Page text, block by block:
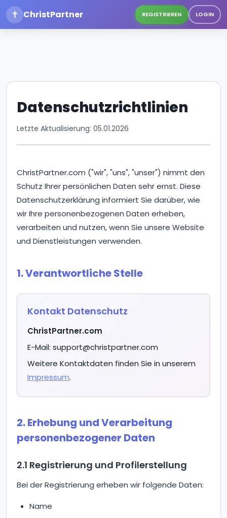
✝ ChristPartner REGISTRIEREN LOGIN
Datenschutzrichtlinien
Letzte Aktualisierung: 05.01.2026
ChristPartner.com ("wir", "uns", "unser") nimmt den
Schutz Ihrer persönlichen Daten sehr ernst. Diese
Datenschutzerklärung informiert Sie darüber, wie
wir Ihre personenbezogenen Daten erheben,
verarbeiten und nutzen, wenn Sie unsere Website
und Dienstleistungen verwenden.
1. Verantwortliche Stelle
Kontakt Datenschutz
ChristPartner.com
E-Mail: support@christpartner.com
Weitere Kontaktdaten finden Sie in unserem
Impressum.
2. Erhebung und Verarbeitung
personenbezogener Daten
2.1 Registrierung und Profilerstellung
Bei der Registrierung erheben wir folgende Daten:
Name